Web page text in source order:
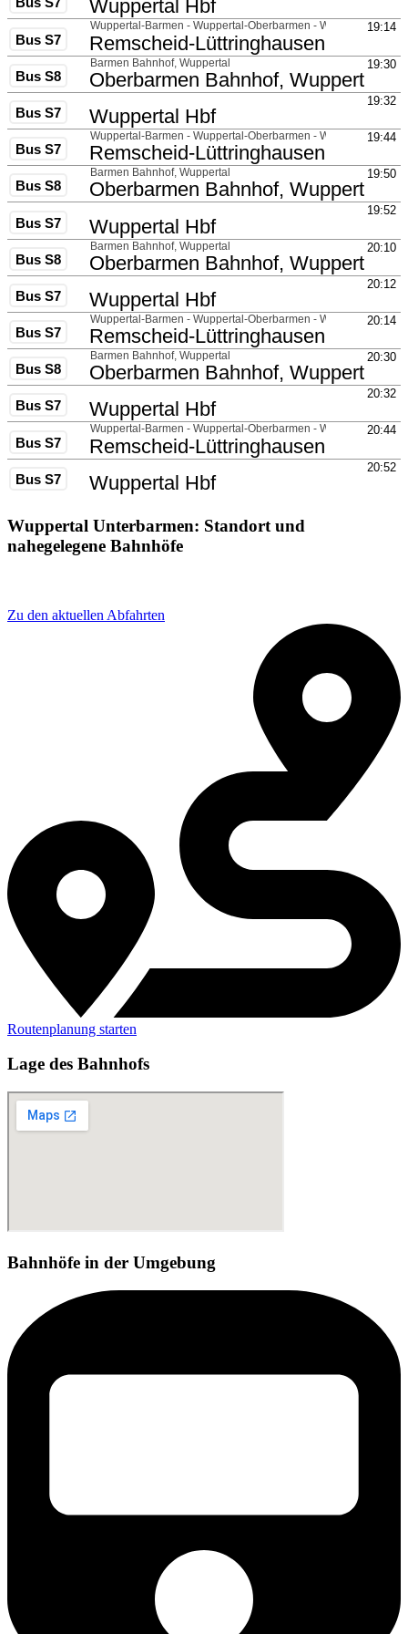
Wuppertal Unterbarmen: Standort und
nahegelegene Bahnhöfe
Zu den aktuellen Abfahrten
Routenplanung starten
Lage des Bahnhofs
Bahnhöfe in der Umgebung